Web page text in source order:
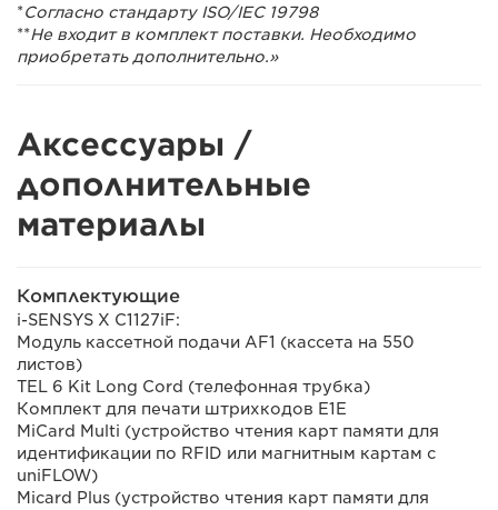
*Согласно стандарту ISO/IEC 19798
**Не входит в комплект поставки. Необходимо
приобретать дополнительно.»​
Аксессуары /
дополнительные
материалы
Комплектующие
i-SENSYS X C1127iF:
Модуль кассетной подачи AF1 (кассета на 550
листов)
TEL 6 Kit Long Cord (телефонная трубка)
Комплект для печати штрихкодов E1E
MiCard Multi (устройство чтения карт памяти для
идентификации по RFID или магнитным картам с
uniFLOW)
Micard Plus (устройство чтения карт памяти для